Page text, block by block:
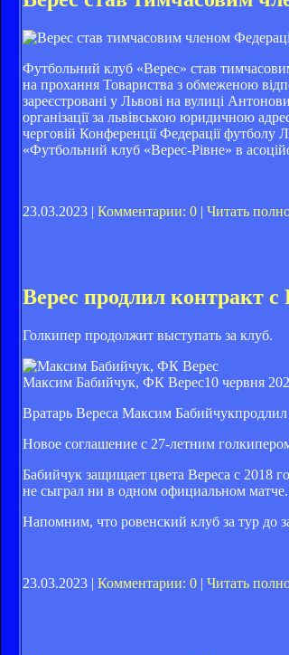
Футбольний клуб «Верес» став
на прохання Товариства з обмеженою
зареєстровані у Львові на вулиці
організації за львівською юридичною
черговій Конференції Федерації футболу
«Футбольний клуб «Верес-Рівне» в
23.03.2023 | Комментарии: 0 | Читать
Верес продлил контракт
Голкипер продолжит выступать за клуб.
Максим Бабийчук, ФК Верес10 червня
Вратарь Вереса Максим
Новое соглашение с 27-летним
Бабийчук защищает цвета Вереса с 2018
не сыграл ни в одном официальном матче.
Напомним, что ровенский клуб за тур до
23.03.2023 | Комментарии: 0 | Читать